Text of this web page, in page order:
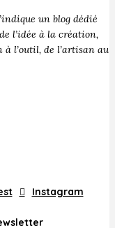
un blog dédié
l’idée à la création,
l’outil, de l’artisan au
Instagram